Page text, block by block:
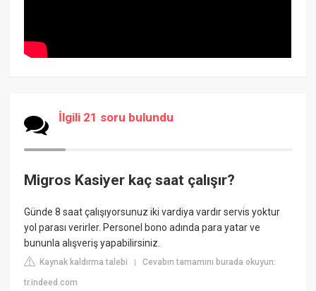
İlgili 21 soru bulundu
Migros Kasiyer kaç saat çalışır?
Günde 8 saat çalışıyorsunuz iki vardiya vardır servis yoktur
yol parası verirler. Personel bono adında para yatar ve
bununla alışveriş yapabilirsiniz.
Kaynak kaldırma talebi |Cevabın tamamını burada okuyun:
tr.indeed.com